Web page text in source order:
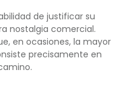
de justificar su
nostalgia comercial.
en ocasiones, la mayor
precisamente en